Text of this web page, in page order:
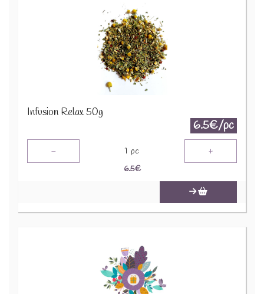
Infusion Relax 50g
6.5€/pc
- 1 pc +
6.5€